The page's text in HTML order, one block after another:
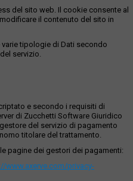
del sito web. Il cookie consente al
il contenuto del sito in
tipologie di Dati secondo
servizio.
e secondo i requisiti di
di Zucchetti Software Giuridico
del servizio di pagamento
titolare del trattamento.
pagine dei gestori dei pagamenti:
www.axerve.com/privacy-